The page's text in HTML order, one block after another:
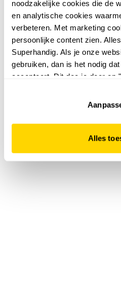
noodzakelijke cookies die de
en analytische cookies
verbeteren. Met marketing
persoonlijke content zien.
Superhandig. Als je onze
gebruiken, dan is het nodig
accepteert. Dit doe je door op
website niet optimaal
Alles